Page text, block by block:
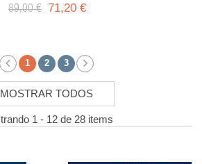
89,00 € 71,20 €
1 2 3
MOSTRAR TODOS
1 - 12 de 28 items